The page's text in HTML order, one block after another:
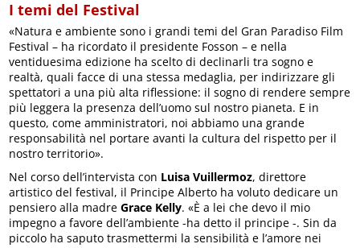
I temi del Festival
«Natura e ambiente sono i grandi temi del Gran Paradiso Film
Festival – ha ricordato il presidente Fosson – e nella
ventiduesima edizione ha scelto di declinarli tra sogno e
realtà, quali facce di una stessa medaglia, per indirizzare gli
spettatori a una più alta riflessione: il sogno di rendere sempre
più leggera la presenza dell’uomo sul nostro pianeta. E in
questo, come amministratori, noi abbiamo una grande
responsabilità nel portare avanti la cultura del rispetto per il
nostro territorio».
Nel corso dell’intervista con Luisa Vuillermoz, direttore
artistico del festival, il Principe Alberto ha voluto dedicare un
pensiero alla madreGrace Kelly. «È a lei che devo il mio
impegno a favore dell’ambiente -ha detto il principe -. Sin da
piccolo ha saputo trasmettermi la sensibilità e l’amore nei